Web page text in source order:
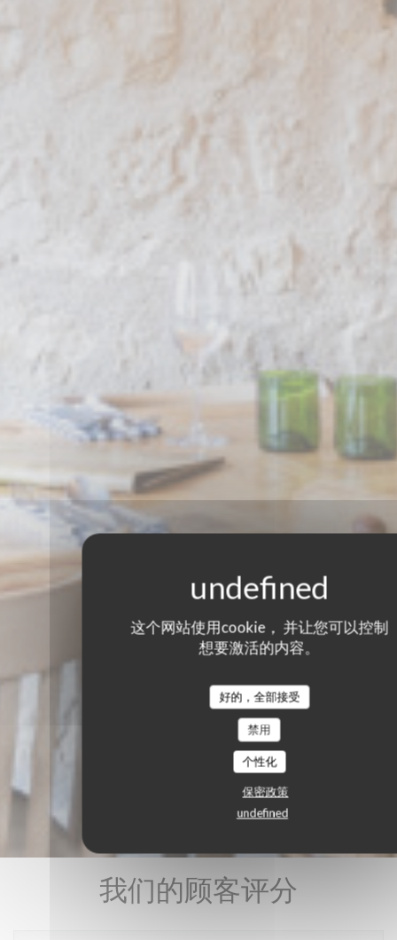
这个网站使用cookie， 并让您可以控制
想要激活的内容。
好的，全部接受
禁用
个性化
保密政策
undefined
我们的顾客评分